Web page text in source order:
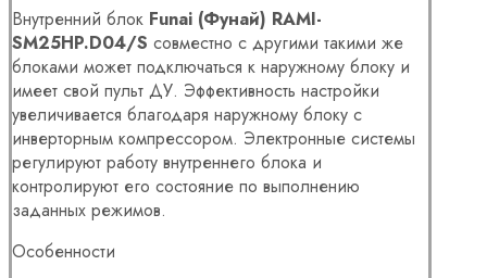
Внутренний блок Funai (Фунай) RAMI-
SM25HP.D04/S совместно с другими такими же
блоками может подключаться к наружному блоку и
имеет свой пульт ДУ. Эффективность настройки
увеличивается благодаря наружному блоку с
инверторным компрессором. Электронные системы
регулируют работу внутреннего блока и
контролируют его состояние по выполнению
заданных режимов.
Особенности